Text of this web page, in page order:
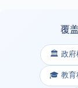
覆
🏛️ 政府
🎓 教育